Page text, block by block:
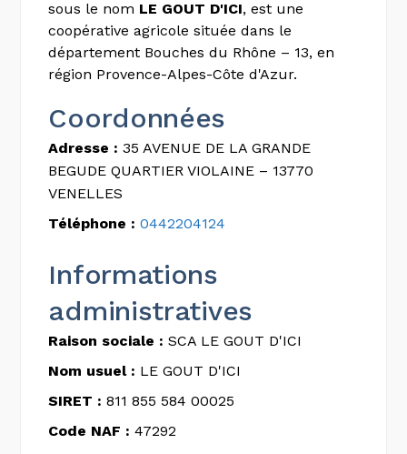
sous le nom LE GOUT D'ICI, est une
coopérative agricole située dans le
département Bouches du Rhône – 13, en
région Provence-Alpes-Côte d'Azur.
Coordonnées
Adresse : 35 AVENUE DE LA GRANDE
BEGUDE QUARTIER VIOLAINE – 13770
VENELLES
Téléphone : 0442204124
Informations
administratives
Raison sociale : SCA LE GOUT D'ICI
Nom usuel : LE GOUT D'ICI
SIRET : 811 855 584 00025
Code NAF : 47292